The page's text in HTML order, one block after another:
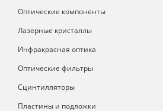
Оптические компоненты
Лазерные кристаллы
Инфракрасная оптика
Оптические фильтры
Сцинтилляторы
Пластины и подложки